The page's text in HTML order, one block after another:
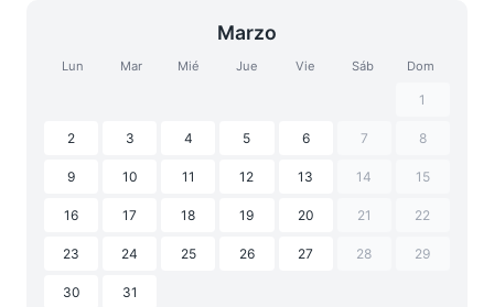
Marzo
Lun Mar Mié Jue Vie Sáb Dom
1
2 3 4 5 6 7 8
9 10 11 12 13 14 15
16 17 18 19 20 21 22
23 24 25 26 27 28 29
30 31